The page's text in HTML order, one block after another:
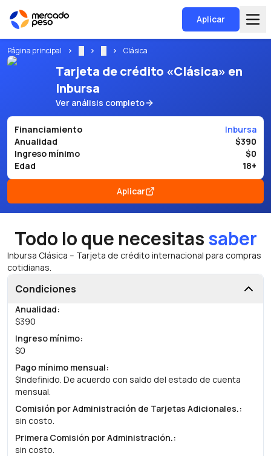
Aplicar
Página principal Clásica
Tarjeta de crédito «Clásica» en
Inbursa
Ver análisis completo
Financiamiento
Inbursa
Anualidad
$390
Ingreso mínimo
$0
Edad
18+
Aplicar
Todo lo que necesitassaber
Inbursa Clásica – Tarjeta de crédito internacional para compras
cotidianas.
Condiciones
Anualidad:
$390
Ingreso mínimo:
$0
Pago mínimo mensual:
$Indefinido. De acuerdo con saldo del estado de cuenta
mensual.
Comisión por Administración de Tarjetas Adicionales.:
sin costo.
Primera Comisión por Administración.:
sin costo.